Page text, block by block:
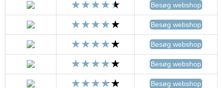
Besøg webshop
Besøg webshop
Besøg webshop
Besøg webshop
Besøg webshop